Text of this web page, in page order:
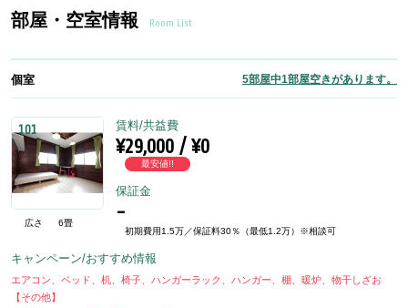
部屋・空室情報 Room List
個室 5部屋中1部屋空きがあります。
101
広さ 6畳
賃料/共益費
¥29,000 / ¥0
最安値!!
保証金
-
初期費用1.5万／保証料30％（最低1.2万）※相談可
キャンペーン/おすすめ情報
エアコン、ベッド、机、椅子、ハンガーラック、ハンガー、棚、暖炉、物干しざお
【その他】